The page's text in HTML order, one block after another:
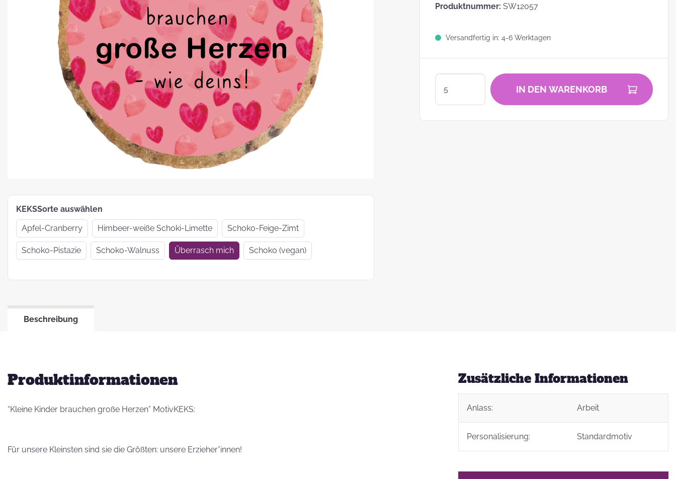
Platz für Plätzchen: 5 Fakten zu
Weihnachtsgebäck
Sind Plätzchen
KEKSE?
Leckere Werbegeschenke zu
MotivKEKS-
Designer
The struggle is real: Unsere
Verpackungsoptionen
KEKSTeig zum
Wir haben uns
verkrümelt...
Geschenkideen
zur Einschulung
2021
Besuch von
Produktnummer: SW12057
Versandfertig in: 4-6 Werktagen
IN DEN WARENKORB
KEKSSorte auswählen
Apfel-Cranberry
Himbeer-weiße Schoki-Limette Schoko-Feige-Zimt
Schoko-Pistazie Schoko-Walnuss Überrasch mich Schoko (vegan)
Beschreibung
Produktinformationen
“Kleine Kinder brauchen große Herzen” MotivKEKS:
Für unsere Kleinsten sind sie die Größten: unsere Erzieher*innen!
Zusätzliche Informationen
Anlass: Arbeit
Personalisierung: Standardmotiv